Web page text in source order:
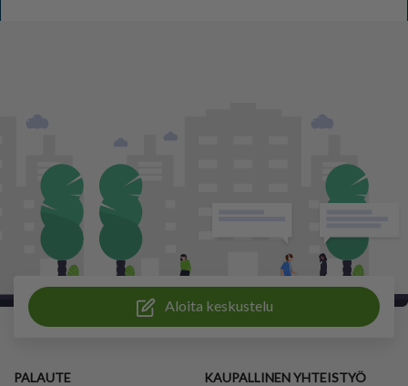
Aloita keskustelu
PALAUTE KAUPALLINEN YHTEISTYÖ